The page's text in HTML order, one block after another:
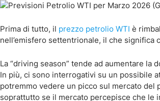
Prima di tutto, il prezzo petrolio WTI è
nell’emisfero settentrionale, il che
La “driving season” tende ad aumentare
In più, ci sono interrogativi su un possibile
potremmo vedere un picco sul mercato del
soprattutto se il mercato percepisce che le